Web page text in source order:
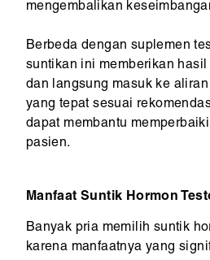
mengembalikan
Berbeda dengan suplemen
suntikan ini memberikan
dan langsung masuk ke
yang tepat sesuai
dapat membantu
pasien.
Manfaat Suntik Hormon
Banyak pria memilih suntik
karena manfaatnya yang